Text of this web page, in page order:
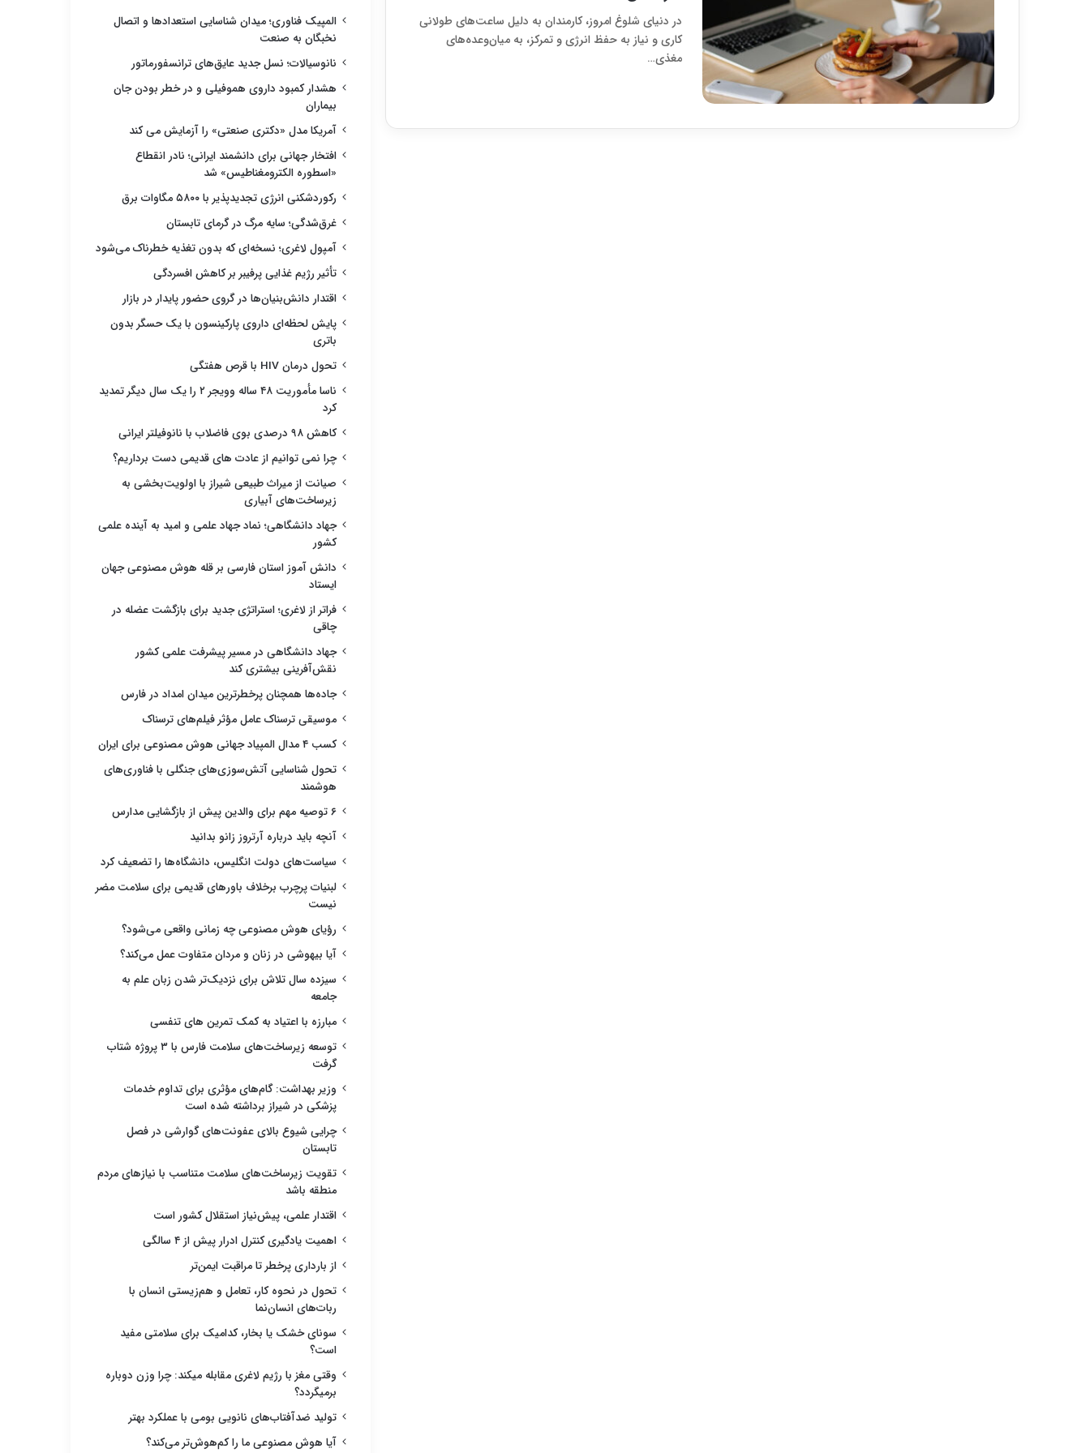
در دنیای شلوغ امروز، کارمندان به دلیل ساعت‌های طولانی
کاری و نیاز به حفظ انرژی و تمرکز، به میان‌وعده‌های
مغذی…
المپیک فناوری؛ میدان شناسایی استعدادها و اتصال
نخبگان به صنعت
نانوسیالات؛ نسل جدید عایق‌های ترانسفورماتور
هشدار کمبود داروی هموفیلی و در خطر بودن جان
بیماران
آمریکا مدل «دکتری صنعتی» را آزمایش می کند
افتخار جهانی برای دانشمند ایرانی؛ نادر انقطاع
«اسطوره الکترومغناطیس» شد
رکوردشکنی انرژی تجدیدپذیر با ۵۸۰۰ مگاوات برق
غرق‌شدگی؛ سایه مرگ در گرمای تابستان
آمپول لاغری؛ نسخه‌ای که بدون تغذیه خطرناک می‌شود
تأثیر رژیم غذایی پرفیبر بر کاهش افسردگی
اقتدار دانش‌بنیان‌ها در گروی حضور پایدار در بازار
پایش لحظه‌ای داروی پارکینسون با یک حسگر بدون
باتری
تحول درمان HIV با قرص هفتگی
ناسا مأموریت ۴۸ ساله وویجر ۲ را یک سال دیگر تمدید
کرد
کاهش ۹۸ درصدی بوی فاضلاب با نانوفیلتر ایرانی
چرا نمی توانیم از عادت های قدیمی دست برداریم؟
صیانت از میراث طبیعی شیراز با اولویت‌بخشی به
زیرساخت‌های آبیاری
جهاد دانشگاهی؛ نماد جهاد علمی و امید به آینده علمی
کشور
دانش آموز استان فارسی بر قله هوش مصنوعی جهان
ایستاد
فراتر از لاغری؛ استراتژی جدید برای بازگشت عضله در
چاقی
جهاد دانشگاهی در مسیر پیشرفت علمی کشور
نقش‌آفرینی بیشتری کند
جاده‌ها همچنان پرخطرترین میدان امداد در فارس
موسیقی ترسناک عامل مؤثر فیلم‌های ترسناک
کسب ۴ مدال المپیاد جهانی هوش مصنوعی برای ایران
تحول شناسایی آتش‌سوزی‌های جنگلی با فناوری‌های
هوشمند
۶ توصیه مهم برای والدین پیش از بازگشایی مدارس
آنچه باید درباره آرتروز زانو بدانید
سیاست‌های دولت انگلیس، دانشگاه‌ها را تضعیف کرد
لبنیات پرچرب برخلاف باورهای قدیمی برای سلامت مضر
نیست
رؤیای هوش مصنوعی چه زمانی واقعی می‌شود؟
آیا بیهوشی در زنان و مردان متفاوت عمل می‌کند؟
سیزده سال تلاش برای نزدیک‌تر شدن زبان علم به
جامعه
مبارزه با اعتیاد به کمک تمرین های تنفسی
توسعه زیرساخت‌های سلامت فارس با ۳ پروژه شتاب
گرفت
وزیر بهداشت: گام‌های مؤثری برای تداوم خدمات
پزشکی در شیراز برداشته شده است
چرایی شیوع بالای عفونت‌های گوارشی در فصل
تابستان
تقویت زیرساخت‌های سلامت متناسب با نیازهای مردم
منطقه باشد
اقتدار علمی، پیش‌نیاز استقلال کشور است
اهمیت یادگیری کنترل ادرار پیش از ۴ سالگی
از بارداری پرخطر تا مراقبت ایمن‌تر
تحول در نحوه کار، تعامل و هم‌زیستی انسان با
ربات‌های انسان‌نما
سونای خشک یا بخار، کدامیک برای سلامتی مفید
است؟
وقتی مغز با رژیم لاغری مقابله میکند: چرا وزن دوباره
برمیگردد؟
تولید ضدآفتاب‌های نانویی بومی با عملکرد بهتر
آیا هوش مصنوعی ما را کم‌هوش‌تر می‌کند؟